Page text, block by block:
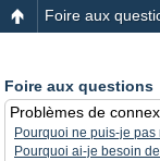
Foire aux
Foire aux questions
Problèmes de
Pourquoi ne puis-je pas
Pourquoi ai-je besoin